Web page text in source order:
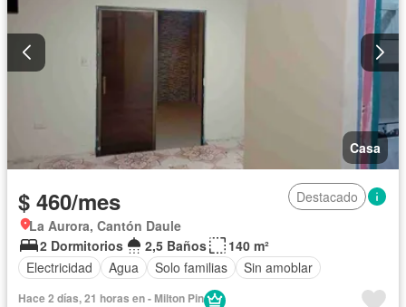
Casa
$ 460/mes
Destacado
La Aurora, Cantón Daule
2 Dormitorios
2,5 Baños
140 m²
Electricidad
Agua Solo familias Sin amoblar
Hace 2 días, 21 horas en - Milton Pin